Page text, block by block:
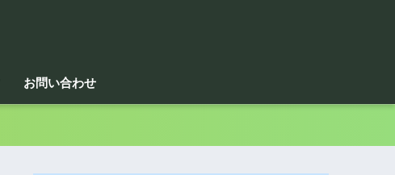
お問い合わせ